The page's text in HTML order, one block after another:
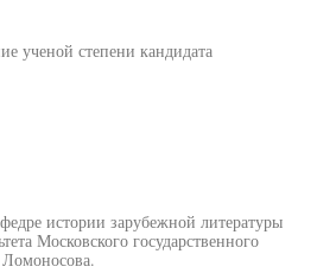
ученой степени кандидата
истории зарубежной литературы
Московского государственного